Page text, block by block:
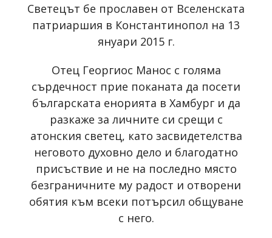
Светецът бе прославен от Вселенската
патриаршия в Константинопол на 13
януари 2015 г.
Отец Георгиос Манос с голяма
сърдечност прие поканата да посети
българската енорията в Хамбург и да
разкаже за личните си срещи с
атонския светец, като засвидетелства
неговото духовно дело и благодатно
присъствие и не на последно място
безграничните му радост и отворени
обятия към всеки потърсил общуване
с него.